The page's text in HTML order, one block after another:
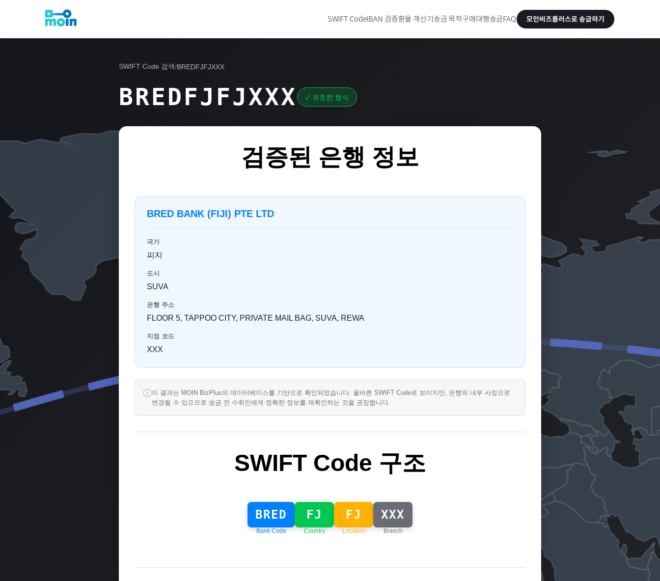
SWIFT CodeIBAN 검증환율 계산기송금 목적구매대행송금FAQ 모인비즈플러스로 송금하기
SWIFT Code 검색/BREDFJFJXXX
BREDFJFJXXX ✓ 유효한 형식
검증된 은행 정보
BRED BANK (FIJI) PTE LTD
국가
피지
도시
SUVA
은행 주소
FLOOR 5, TAPPOO CITY, PRIVATE MAIL BAG, SUVA, REWA
지점 코드
XXX
ⓘ이 결과는 MOIN BizPlus의 데이터베이스를 기반으로 확인되었습니다. 올바른 SWIFT Code로 보이지만, 은행의 내부 사정으로
변경될 수 있으므로 송금 전 수취인에게 정확한 정보를 재확인하는 것을 권장합니다.
SWIFT Code 구조
BRED
Bank Code
FJ
Country
FJ
Location
XXX
Branch